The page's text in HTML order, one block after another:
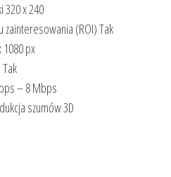
320 x 240
(ROI) Tak
1080 px
– 8 Mbps
szumów 3D